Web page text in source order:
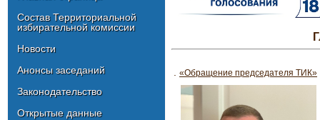
Состав Территориальной
избирательной комиссии
Новости
Анонсы заседаний
Законодательство
Открытые данные
«Обращение председателя ТИК»